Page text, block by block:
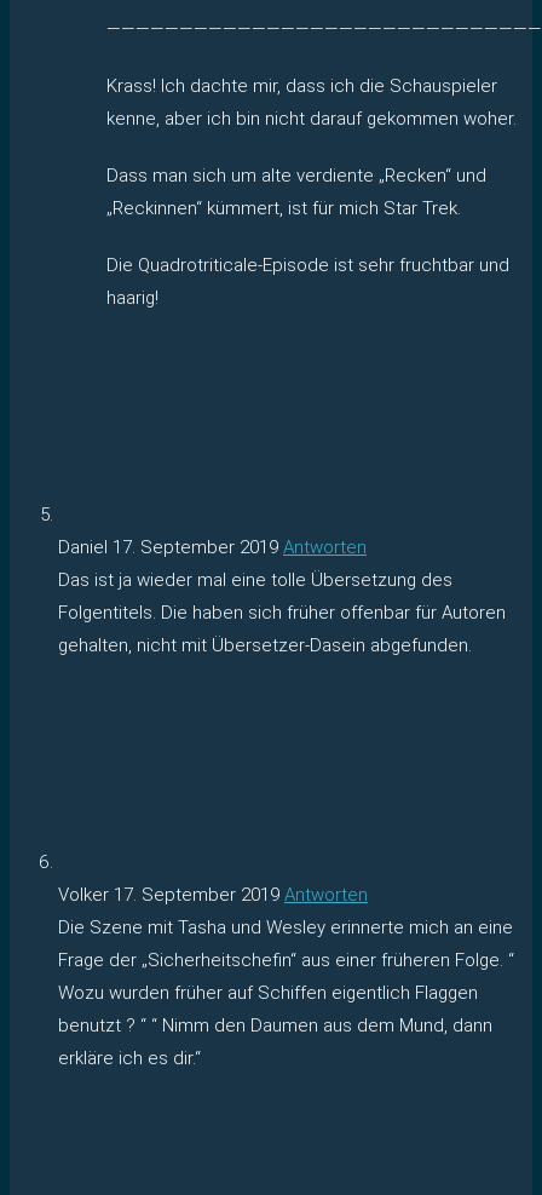
Krass! Ich dachte mir, dass ich die Schauspieler
kenne, aber ich bin nicht darauf gekommen woher.
Dass man sich um alte verdiente „Recken“ und
„Reckinnen“ kümmert, ist für mich Star Trek.
Die Quadrotriticale-Episode ist sehr fruchtbar und
haarig!
Daniel 17. September 2019 Antworten
Das ist ja wieder mal eine tolle Übersetzung des
Folgentitels. Die haben sich früher offenbar für Autoren
gehalten, nicht mit Übersetzer-Dasein abgefunden.
Volker 17. September 2019 Antworten
Die Szene mit Tasha und Wesley erinnerte mich an eine
Frage der „Sicherheitschefin“ aus einer früheren Folge. “
Wozu wurden früher auf Schiffen eigentlich Flaggen
benutzt ? “ “ Nimm den Daumen aus dem Mund, dann
erkläre ich es dir.“